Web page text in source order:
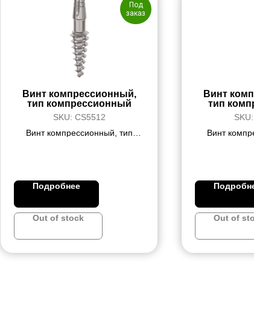
Под
заказ
Винт компрессионный,
тип компрессионный
SKU: CS5512
Винт компрессионный, тип
Подробнее
Out of stock
Винт
тип
SKU:
Винт
Out of